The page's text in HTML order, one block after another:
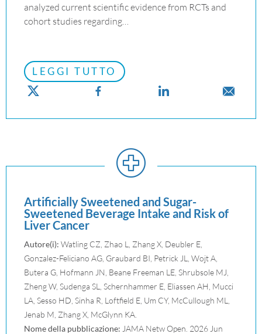
analyzed current scientific evidence from RCTs and
cohort studies regarding…
LEGGI TUTTO
Artificially Sweetened and Sugar-
Sweetened Beverage Intake and Risk of
Liver Cancer
Autore(i): Watling CZ, Zhao L, Zhang X, Deubler E,
Gonzalez-Feliciano AG, Graubard BI, Petrick JL, Wojt A,
Butera G, Hofmann JN, Beane Freeman LE, Shrubsole MJ,
Zheng W, Sudenga SL, Schernhammer E, Eliassen AH, Mucci
LA, Sesso HD, Sinha R, Loftfield E, Um CY, McCullough ML,
Jenab M, Zhang X, McGlynn KA.
Nome della pubblicazione: JAMA Netw Open. 2026 Jun